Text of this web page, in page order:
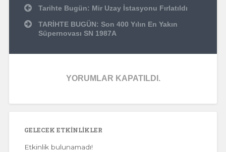
YazıTarihte Bugün: Mir Uzay İstasyonu Fırlatıldı
TARİHTE BUGÜN: Son 400 Yılın En Yakın
Süpernovası SN 1987A
YORUMLAR KAPATILDI.
GELECEK ETKINLIKLER
Etkinlik bulunamadı!